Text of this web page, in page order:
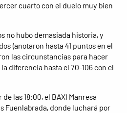
cuarto con el duelo muy bien
no hubo demasiada historia, y
(anotaron hasta 41 puntos en el
las circunstancias para hacer
diferencia hasta el 70-106 con el
las 18:00, el BAXI Manresa
Fuenlabrada, donde luchará por